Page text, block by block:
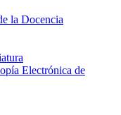
la Docencia
Electrónica de